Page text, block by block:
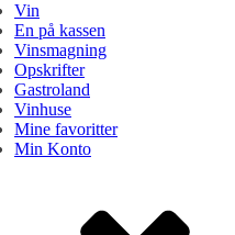
Vin
En på kassen
Vinsmagning
Opskrifter
Gastroland
Vinhuse
Mine favoritter
Min Konto